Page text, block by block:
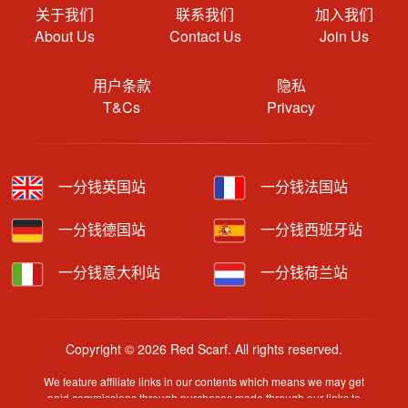
关于我们
About Us
联系我们
Contact Us
加入我们
Join Us
用户条款
T&Cs
隐私
Privacy
一分钱英国站 一分钱法国站
一分钱德国站 一分钱西班牙站
一分钱意大利站 一分钱荷兰站
Copyright © 2026 Red Scarf. All rights reserved.
We feature affiliate links in our contents which means we may get
paid commissions through purchases made through our links to